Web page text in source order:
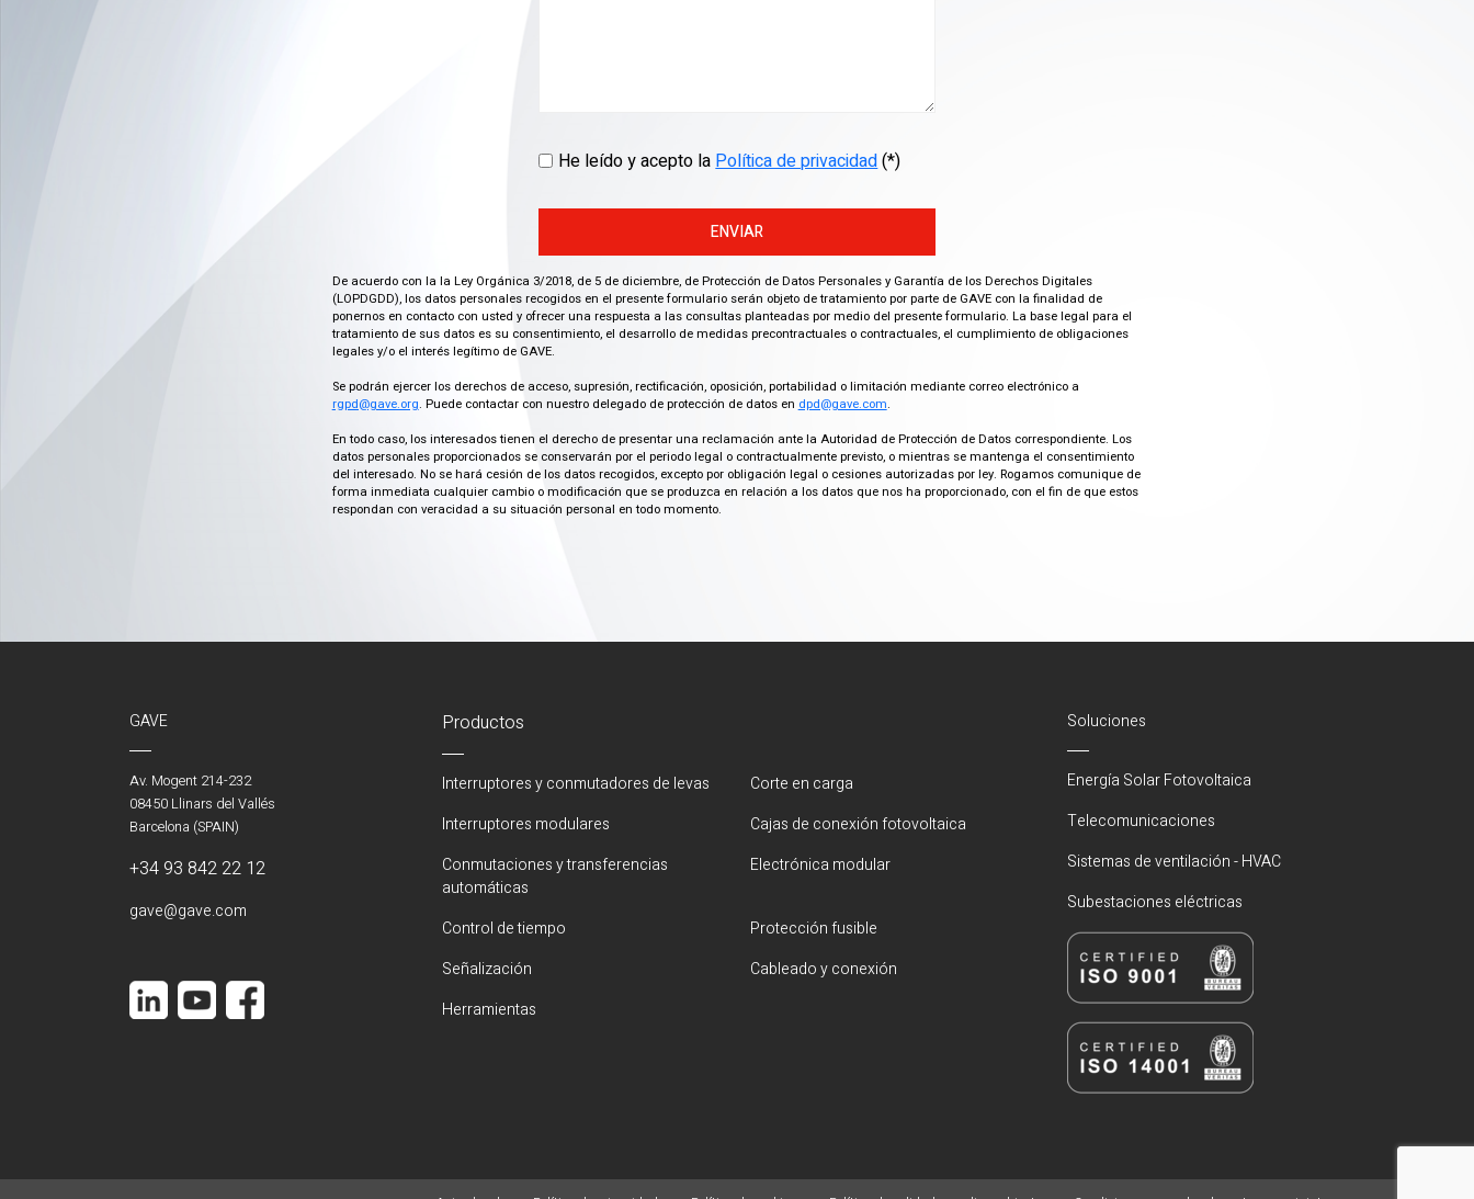
He leído y acepto laPolítica de privacidad(*)
ENVIAR
De acuerdo con la la Ley Orgánica 3/2018, de 5 de diciembre, de Protección de Datos Personales y Garantía de los Derechos Digitales
(LOPDGDD), los datos personales recogidos en el presente formulario serán objeto de tratamiento por parte de GAVE con la finalidad de
ponernos en contacto con usted y ofrecer una respuesta a las consultas planteadas por medio del presente formulario. La base legal para el
tratamiento de sus datos es su consentimiento, el desarrollo de medidas precontractuales o contractuales, el cumplimiento de obligaciones
legales y/o el interés legítimo de GAVE.
Se podrán ejercer los derechos de acceso, supresión, rectificación, oposición, portabilidad o limitación mediante correo electrónico a
rgpd@gave.org. Puede contactar con nuestro delegado de protección de datos en dpd@gave.com.
En todo caso, los interesados tienen el derecho de presentar una reclamación ante la Autoridad de Protección de Datos correspondiente. Los
datos personales proporcionados se conservarán por el periodo legal o contractualmente previsto, o mientras se mantenga el consentimiento
del interesado. No se hará cesión de los datos recogidos, excepto por obligación legal o cesiones autorizadas por ley. Rogamos comunique de
forma inmediata cualquier cambio o modificación que se produzca en relación a los datos que nos ha proporcionado, con el fin de que estos
respondan con veracidad a su situación personal en todo momento.
GAVE
Av. Mogent 214-232
08450 Llinars del Vallés
Barcelona (SPAIN)
+34 93 842 22 12
gave@gave.com
Productos
Interruptores y conmutadores de levas
Corte en carga
Interruptores modulares
Cajas de conexión fotovoltaica
Conmutaciones y transferencias
automáticas
Electrónica modular
Control de tiempo
Protección fusible
Señalización
Cableado y conexión
Herramientas
Soluciones
Energía Solar Fotovoltaica
Telecomunicaciones
Sistemas de ventilación - HVAC
Subestaciones eléctricas